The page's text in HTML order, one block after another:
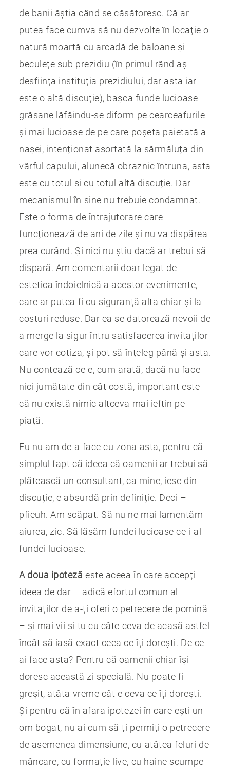
de banii ăștia când se căsătoresc. Că ar
putea face cumva să nu dezvolte în locație o
natură moartă cu arcadă de baloane și
beculețe sub prezidiu (în primul rând aș
desființa instituția prezidiului, dar asta iar
este o altă discuție), bașca funde lucioase
grăsane lăfăindu-se diform pe cearceafurile
și mai lucioase de pe care poșeta paietată a
nașei, intenționat asortată la sărmăluța din
vârful capului, alunecă obraznic întruna, asta
este cu totul si cu totul altă discuție. Dar
mecanismul în sine nu trebuie condamnat.
Este o forma de întrajutorare care
funcționează de ani de zile și nu va dispărea
prea curând. Și nici nu știu dacă ar trebui să
dispară. Am comentarii doar legat de
estetica îndoielnică a acestor evenimente,
care ar putea fi cu siguranță alta chiar și la
costuri reduse. Dar ea se datorează nevoii de
a merge la sigur întru satisfacerea invitaților
care vor cotiza, și pot să înțeleg până și asta.
Nu contează ce e, cum arată, dacă nu face
nici jumătate din cât costă, important este
că nu există nimic altceva mai ieftin pe
piață.
Eu nu am de-a face cu zona asta, pentru că
simplul fapt că ideea că oamenii ar trebui să
plătească un consultant, ca mine, iese din
discuție, e absurdă prin definiție. Deci –
pfieuh. Am scăpat. Să nu ne mai lamentăm
aiurea, zic. Să lăsăm fundei lucioase ce-i al
fundei lucioase.
A doua ipoteză este aceea în care accepți
ideea de dar – adică efortul comun al
invitaților de a-ți oferi o petrecere de pomină
– și mai vii si tu cu câte ceva de acasă astfel
încât să iasă exact ceea ce îți dorești. De ce
ai face asta? Pentru că oamenii chiar își
doresc această zi specială. Nu poate fi
greșit, atâta vreme cât e ceva ce îți dorești.
Și pentru că în afara ipotezei în care ești un
om bogat, nu ai cum să-ți permiți o petrecere
de asemenea dimensiune, cu atâtea feluri de
mâncare, cu formație live, cu haine scumpe